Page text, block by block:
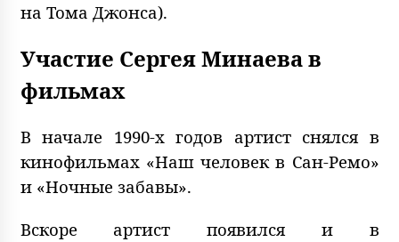
на Тома Джонса).
Участие Сергея Минаева в
фильмах
В начале 1990-х годов артист снялся в
кинофильмах «Наш человек в Сан-Ремо»
и «Ночные забавы».
Вскоре артист появился и в